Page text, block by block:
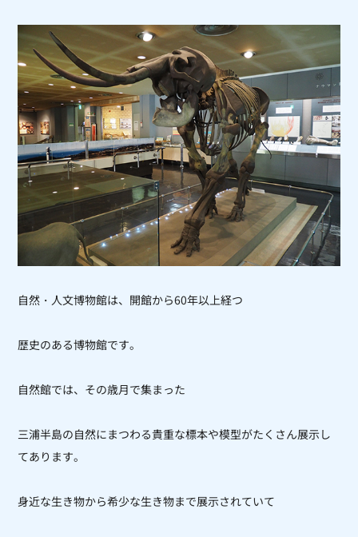
自然・人文博物館は、開館から60年以上経つ
歴史のある博物館です。
自然館では、その歳月で集まった
三浦半島の自然にまつわる貴重な標本や模型がたくさん展示し
てあります。
身近な生き物から希少な生き物まで展示されていて